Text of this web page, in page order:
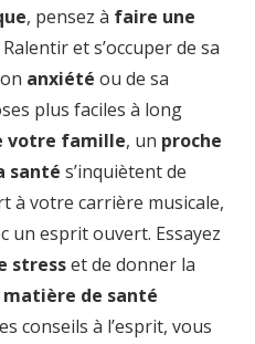
, pensez à faire une
Ralentir et s’occuper de sa
anxiété ou de sa
plus faciles à long
votre famille, un proche
santé s’inquiètent de
à votre carrière musicale,
un esprit ouvert. Essayez
stresset de donner la
de santé
conseils à l’esprit, vous